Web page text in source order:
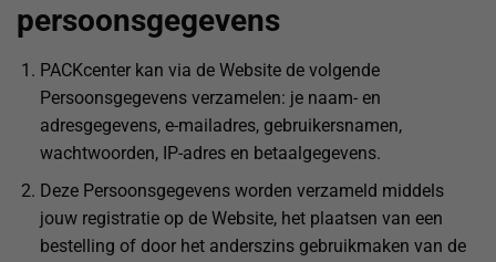
persoonsgegevens
PACKcenter kan via de Website de volgende
Persoonsgegevens verzamelen: je naam- en
adresgegevens, e-mailadres, gebruikersnamen,
wachtwoorden, IP-adres en betaalgegevens.
Deze Persoonsgegevens worden verzameld middels
jouw registratie op de Website, het plaatsen van een
bestelling of door het anderszins gebruikmaken van de